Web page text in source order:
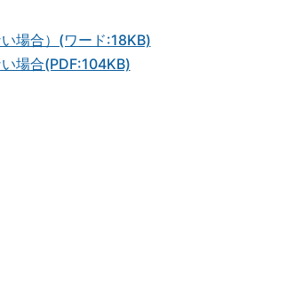
場合）(ワード:18KB)
場合(PDF:104KB)